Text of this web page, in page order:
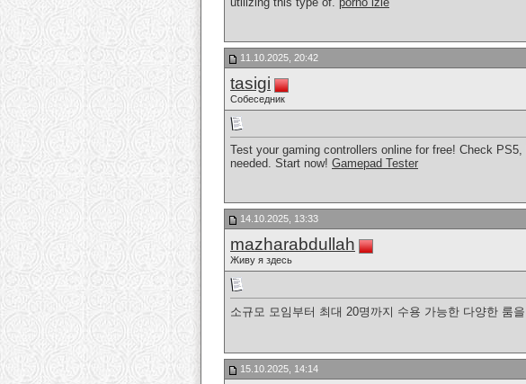
11.10.2025, 20:42
tasigi
Собеседник
Test your gaming controllers online for free! Check
needed. Start now! Gamepad Tester
14.10.2025, 13:33
mazharabdullah
Живу я здесь
소규모 모임부터 최대 20명까지 수용 가능한 다양한 룸
15.10.2025, 14:14